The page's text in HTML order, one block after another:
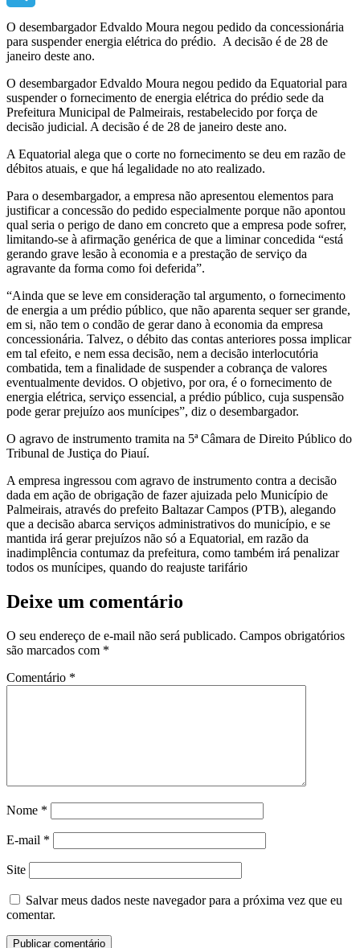
Telegram
O desembargador Edvaldo Moura negou pedido da concessionária
para suspender energia elétrica do prédio. A decisão é de 28 de
janeiro deste ano.
O desembargador Edvaldo Moura negou pedido da Equatorial para
suspender o fornecimento de energia elétrica do prédio sede da
Prefeitura Municipal de Palmeirais, restabelecido por força de
decisão judicial. A decisão é de 28 de janeiro deste ano.
A Equatorial alega que o corte no fornecimento se deu em razão de
débitos atuais, e que há legalidade no ato realizado.
Para o desembargador, a empresa não apresentou elementos para
justificar a concessão do pedido especialmente porque não apontou
qual seria o perigo de dano em concreto que a empresa pode sofrer,
limitando-se à afirmação genérica de que a liminar concedida “está
gerando grave lesão à economia e a prestação de serviço da
agravante da forma como foi deferida”.
“Ainda que se leve em consideração tal argumento, o fornecimento
de energia a um prédio público, que não aparenta sequer ser grande,
em si, não tem o condão de gerar dano à economia da empresa
concessionária. Talvez, o débito das contas anteriores possa implicar
em tal efeito, e nem essa decisão, nem a decisão interlocutória
combatida, tem a finalidade de suspender a cobrança de valores
eventualmente devidos. O objetivo, por ora, é o fornecimento de
energia elétrica, serviço essencial, a prédio público, cuja suspensão
pode gerar prejuízo aos munícipes”, diz o desembargador.
O agravo de instrumento tramita na 5ª Câmara de Direito Público do
Tribunal de Justiça do Piauí.
A empresa ingressou com agravo de instrumento contra a decisão
dada em ação de obrigação de fazer ajuizada pelo Município de
Palmeirais, através do prefeito Baltazar Campos (PTB), alegando
que a decisão abarca serviços administrativos do município, e se
mantida irá gerar prejuízos não só a Equatorial, em razão da
inadimplência contumaz da prefeitura, como também irá penalizar
todos os munícipes, quando do reajuste tarifário
Deixe um comentário
O seu endereço de e-mail não será publicado. Campos obrigatórios
são marcados com *
Comentário *
Nome *
E-mail *
Site
Salvar meus dados neste navegador para a próxima vez que eu
comentar.